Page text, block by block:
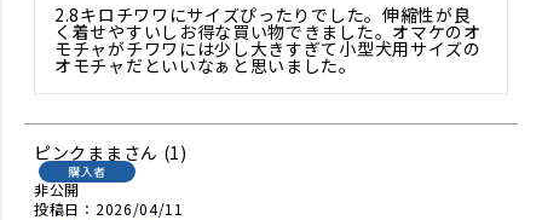
2.8キロチワワにサイズぴったりでした。伸縮性が良
く着せやすいしお得な買い物できました。オマケのオ
モチャがチワワには少し大きすぎて小型犬用サイズの
オモチャだといいなぁと思いました。
ピンクまま 1
購入者
非公開
投稿日
2026/04/11